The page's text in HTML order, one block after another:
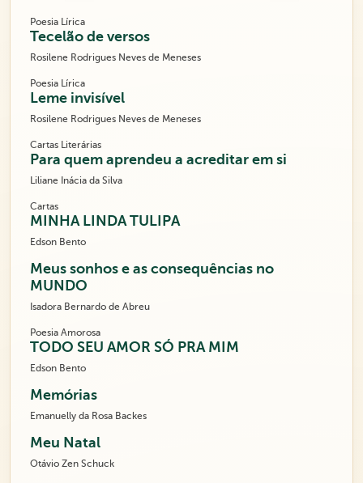
Poesia Lírica
Tecelão de versos
Rosilene Rodrigues Neves de Meneses
Poesia Lírica
Leme invisível
Rosilene Rodrigues Neves de Meneses
Cartas Literárias
Para quem aprendeu a acreditar em si
Liliane Inácia da Silva
Cartas
MINHA LINDA TULIPA
Edson Bento
Meus sonhos e as consequências no
MUNDO
Isadora Bernardo de Abreu
Poesia Amorosa
TODO SEU AMOR SÓ PRA MIM
Edson Bento
Memórias
Emanuelly da Rosa Backes
Meu Natal
Otávio Zen Schuck